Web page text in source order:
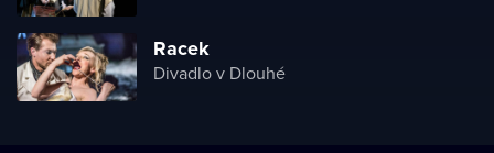
Racek
Divadlo v Dlouhé